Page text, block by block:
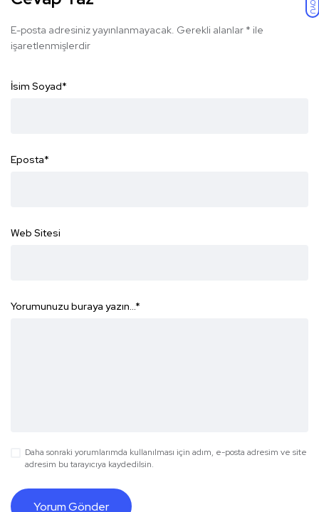
KOYU
E-posta adresiniz yayınlanmayacak. Gerekli alanlar * ile
işaretlenmişlerdir
İsim Soyad*
Eposta*
Web Sitesi
Yorumunuzu buraya yazın...*
Daha sonraki yorumlarımda kullanılması için adım, e-posta adresim ve site
adresim bu tarayıcıya kaydedilsin.